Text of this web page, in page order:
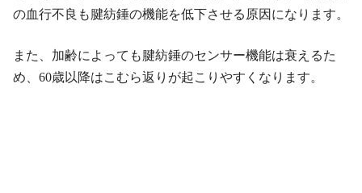
の血行不良も腱紡錘の機能を低下させる原因になります。
また、加齢によっても腱紡錘のセンサー機能は衰えるた
め、60歳以降はこむら返りが起こりやすくなります。